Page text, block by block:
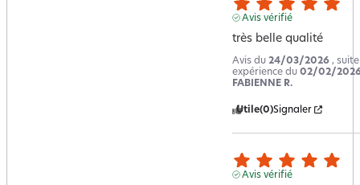
Avis vérifié
très belle qualité
Avis du 24/03/2026 ,
expérience du 02/02/
FABIENNE R.
Utile(0)Signaler
Avis vérifié